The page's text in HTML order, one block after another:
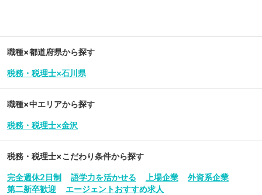
職種×都道府県から探す
税務・税理士×石川県
職種×中エリアから探す
税務・税理士×金沢
税務・税理士×こだわり条件から探す
完全週休2日制 語学力を活かせる 上場企業
外資系企業
第二新卒歓迎
エージェントおすすめ求人